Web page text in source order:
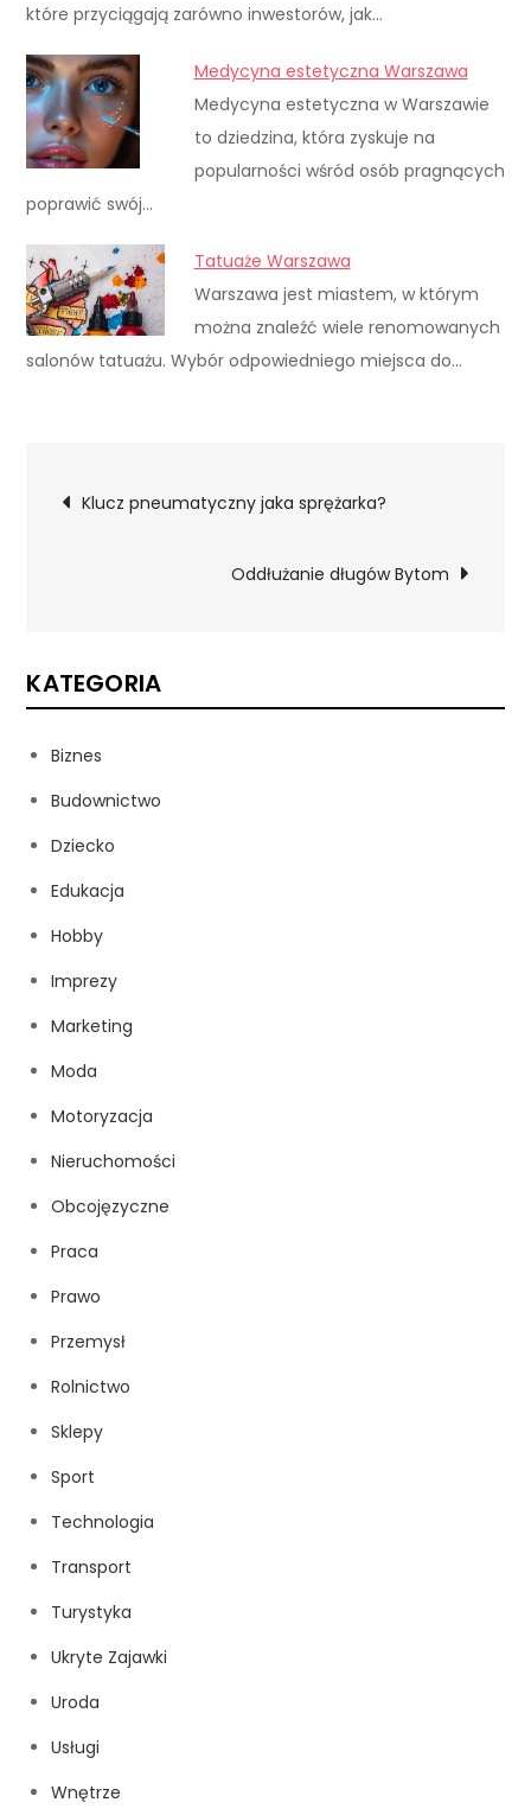
które przyciągają zarówno inwestorów, jak…
Medycyna estetyczna Warszawa
Medycyna estetyczna w Warszawie
to dziedzina, która zyskuje na
popularności wśród osób pragnących
poprawić swój…
Tatuaże Warszawa
Warszawa jest miastem, w którym
można znaleźć wiele renomowanych
salonów tatuażu. Wybór odpowiedniego miejsca do…
Nawigacja
Klucz pneumatyczny jaka sprężarka?
Oddłużanie długów Bytom
KATEGORIA
Biznes
Budownictwo
Dziecko
Edukacja
Hobby
Imprezy
Marketing
Moda
Motoryzacja
Nieruchomości
Obcojęzyczne
Praca
Prawo
Przemysł
Rolnictwo
Sklepy
Sport
Technologia
Transport
Turystyka
Ukryte Zajawki
Uroda
Usługi
Wnętrze